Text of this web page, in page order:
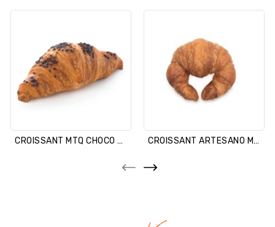
CROISSANT MTQ CHOCO AVELLANA Ferm. CROISSANT ARTESANO MARGARINA